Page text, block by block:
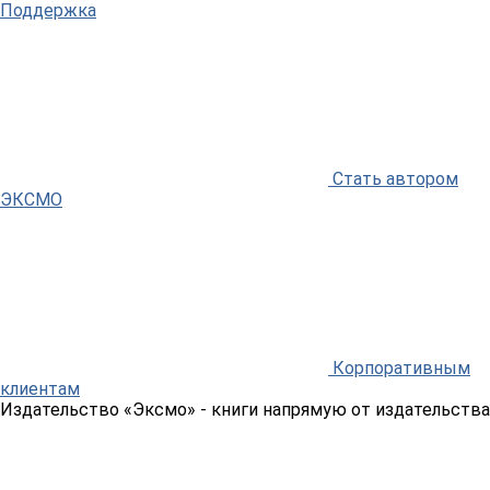
Поддержка
Стать автором
ЭКСМО
Корпоративным
клиентам
Издательство «Эксмо» - книги напрямую от издательства